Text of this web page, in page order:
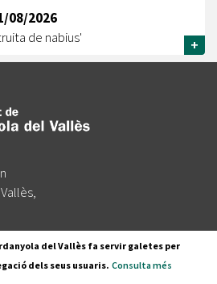
08/2026
de nabius'
+
del Vallès fa servir galetes per
dels seus usuaris. Consulta més